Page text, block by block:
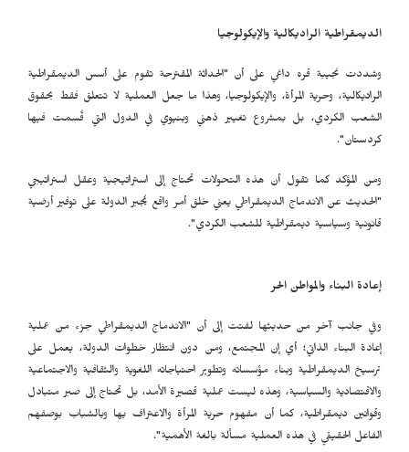
الديمقراطية الراديكالية والإيكولوجيا
وشددت نجيبة قره داغي على أن "الحداثة المقترحة تقوم على أسس الديمقراطية
الراديكالية، وحرية المرأة، والإيكولوجيا، وهذا ما جعل العملية لا تتعلق فقط بحقوق
الشعب الكردي، بل بمشروع تغيير ذهني وبنيوي في الدول التي قُسمت فيها
كردستان".
ومن المؤكد كما تقول أن هذه التحولات تحتاج إلى استراتيجية وعقل استراتيجي
"الحديث عن الاندماج الديمقراطي يعني خلق أمر واقع يُجبر الدولة على توفير أرضية
قانونية وسياسية ديمقراطية للشعب الكردي".
إعادة البناء والمواطن الحر
وفي جانب آخر من حديثها لفتت إلى أن "الاندماج الديمقراطي جزء من عملية
إعادة البناء الذاتي؛ أي إن المجتمع، ومن دون انتظار خطوات الدولة، يعمل على
ترسيخ الديمقراطية وبناء مؤسساته وتطوير احتياجاته اللغوية والثقافية والاجتماعية
والاقتصادية والسياسية، وهذه ليست عملية قصيرة الأمد، بل تحتاج إلى صبر متبادل
وقوانين ديمقراطية، كما أن مفهوم حرية المرأة والاعتراف بها وبالشباب بوصفهم
الفاعل الحقيقي في هذه العملية مسألة بالغة الأهمية".